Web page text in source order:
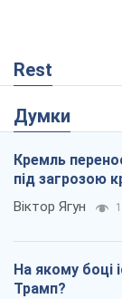
Rest
Думки
Кремль
під загрозою
Віктор Ягун
На якому боці
Трамп?